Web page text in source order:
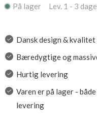
På lager Lev. 1 - 3 dage
Dansk design & kvalitet
Bæredygtige og
Hurtig levering
Varen er på lager -
levering